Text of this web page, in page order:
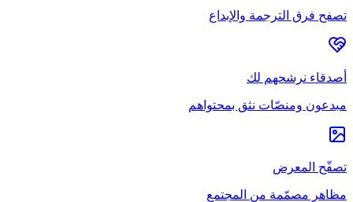
تصفح فرق الترجمة والإبداع
أصدقاء نرشحهم لك
مبدعون ومنصّات نثق بمحتواهم
تصفّح المعرض
مظاهر مصمّمة من المجتمع